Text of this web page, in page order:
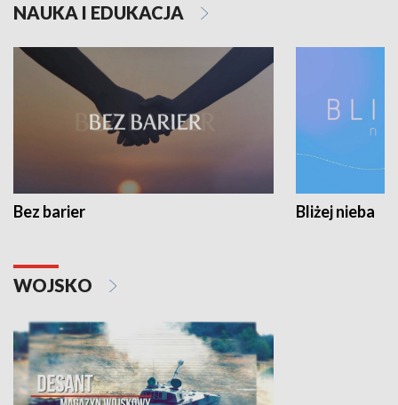
NAUKA I EDUKACJA
Bez barier Bliżej nieba
WOJSKO